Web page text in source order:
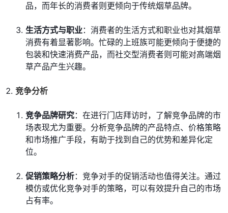
品，而年长的消费者则更倾向于传统烟草品牌。
生活方式与职业：消费者的生活方式和职业也对其烟草
消费有着显著影响。忙碌的上班族可能更倾向于便捷的
包装和快速消费产品，而社交型消费者则可能对高端烟
草产品产生兴趣。
竞争分析
竞争品牌研究：在进行门店拜访时，了解竞争品牌的市
场表现尤为重要。分析竞争品牌的产品特点、价格策略
和市场推广手段，有助于找到自己的优势和差异化定
位。
促销策略分析：竞争对手的促销活动也值得关注。通过
模仿或优化竞争对手的策略，可以有效提升自己的市场
占有率。